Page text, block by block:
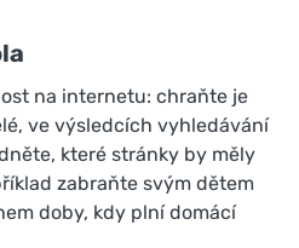
na internetu: chraňte je
ve výsledcích vyhledávání
které stránky by měly
zabraňte svým dětem
doby, kdy plní domácí